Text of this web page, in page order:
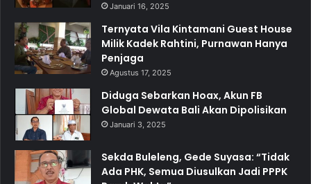
Januari 16, 2025
Ternyata Vila Kintamani Guest House
Milik Kadek Rahtini, Purnawan Hanya
Penjaga
Agustus 17, 2025
Diduga Sebarkan Hoax, Akun FB
Global Dewata Bali Akan Dipolisikan
Januari 3, 2025
Sekda Buleleng, Gede Suyasa: “Tidak
Ada PHK, Semua Diusulkan Jadi PPPK